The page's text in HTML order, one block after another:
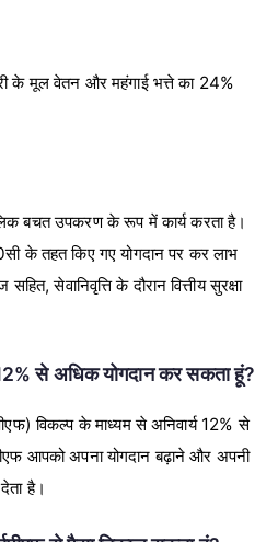
के मूल वेतन और महंगाई भत्ते का 24%
बचत उपकरण के रूप में कार्य करता है।
के तहत किए गए योगदान पर कर लाभ
सेवानिवृत्ति के दौरान वित्तीय सुरक्षा
12% से अधिक योगदान कर सकता हूं?
विकल्प के माध्यम से अनिवार्य 12% से
आपको अपना योगदान बढ़ाने और अपनी
है।